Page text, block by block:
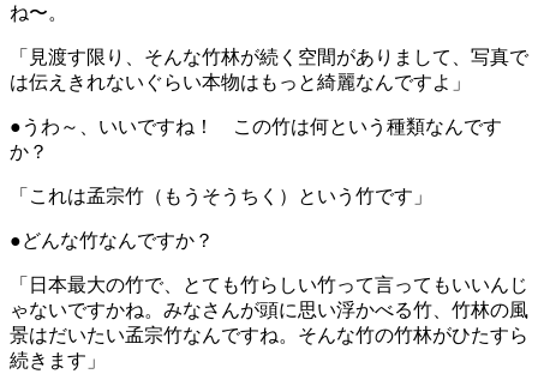
ね〜。
「見渡す限り、そんな竹林が続く空間がありまして、写真で
は伝えきれないぐらい本物はもっと綺麗なんですよ」
●うわ～、いいですね！ この竹は何という種類なんです
か？
「これは孟宗竹（もうそうちく）という竹です」
●どんな竹なんですか？
「日本最大の竹で、とても竹らしい竹って言ってもいいんじ
ゃないですかね。みなさんが頭に思い浮かべる竹、竹林の風
景はだいたい孟宗竹なんですね。そんな竹の竹林がひたすら
続きます」